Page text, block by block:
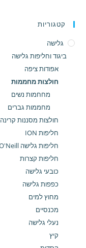
קטגוריות
גלישה
ביגוד וחליפות גלישה
אפודות ציפה
חולצות מחממות
מחחמות נשים
מחממות גברים
חולצות מסננות קרינה
חליפות ION
חליפות גלישה O'Neill
חליפות קצרות
כובעי גלישה
כפפות גלישה
מחוץ למים
מכנסיים
נעלי גלישה
קיץ